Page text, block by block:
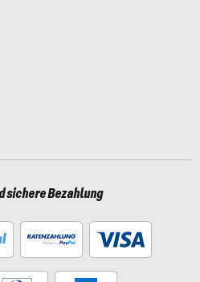
sichere Bezahlung